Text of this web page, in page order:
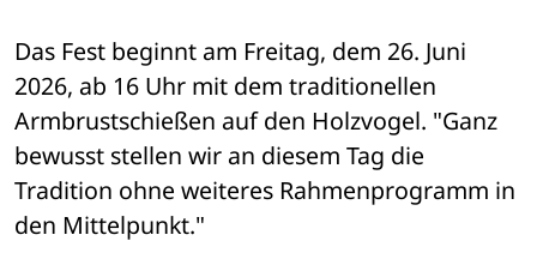
Das Fest beginnt am Freitag, dem 26. Juni
2026, ab 16 Uhr mit dem traditionellen
Armbrustschießen auf den Holzvogel. "Ganz
bewusst stellen wir an diesem Tag die
Tradition ohne weiteres Rahmenprogramm in
den Mittelpunkt."